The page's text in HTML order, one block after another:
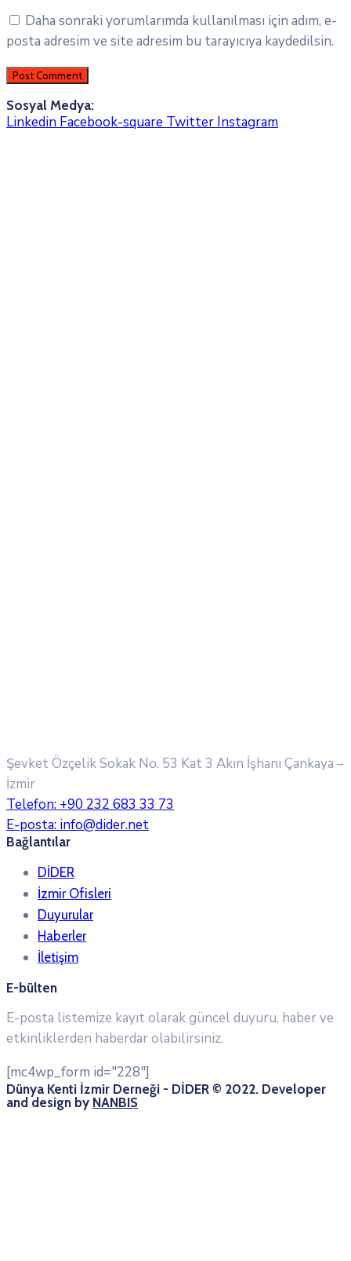
Daha sonraki yorumlarımda kullanılması için adım, e-
posta adresim ve site adresim bu tarayıcıya kaydedilsin.
Sosyal Medya:
Linkedin Facebook-square Twitter Instagram
Şevket Özçelik Sokak No. 53 Kat 3 Akın İşhanı Çankaya –
İzmir
Telefon: +90 232 683 33 73
E-posta: info@dider.net
Bağlantılar
DİDER
İzmir Ofisleri
Duyurular
Haberler
İletişim
E-bülten
E-posta listemize kayıt olarak güncel duyuru, haber ve
etkinliklerden haberdar olabilirsiniz.
[mc4wp_form id="228"]
Dünya Kenti İzmir Derneği - DİDER © 2022. Developer
and design by NANBIS